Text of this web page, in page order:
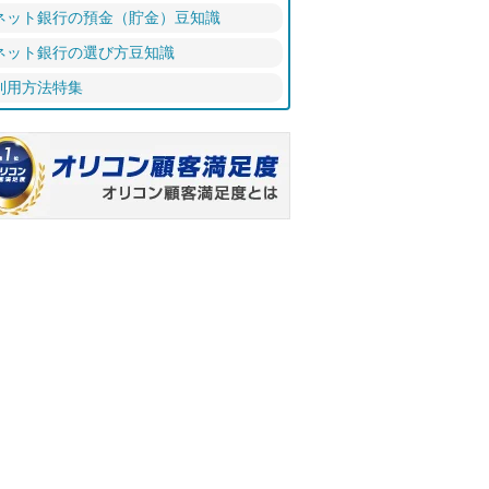
ット銀行の預金（貯金）豆知識
ット銀行の選び方豆知識
用方法特集